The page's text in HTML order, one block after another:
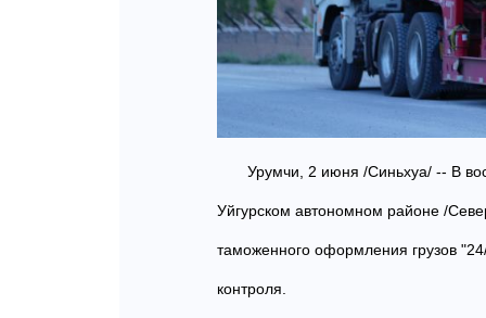
Урумчи, 2 июня /Синьхуа/ -- В
Уйгурском автономном районе /
таможенного оформления грузов
контроля.